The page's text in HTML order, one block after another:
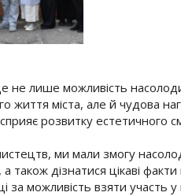
не лише можливість
життя міста, але й чудова
розвитку естетичного
мистецтв, ми мали змогу
також дізнатися цікаві
за можливість взяти участь у